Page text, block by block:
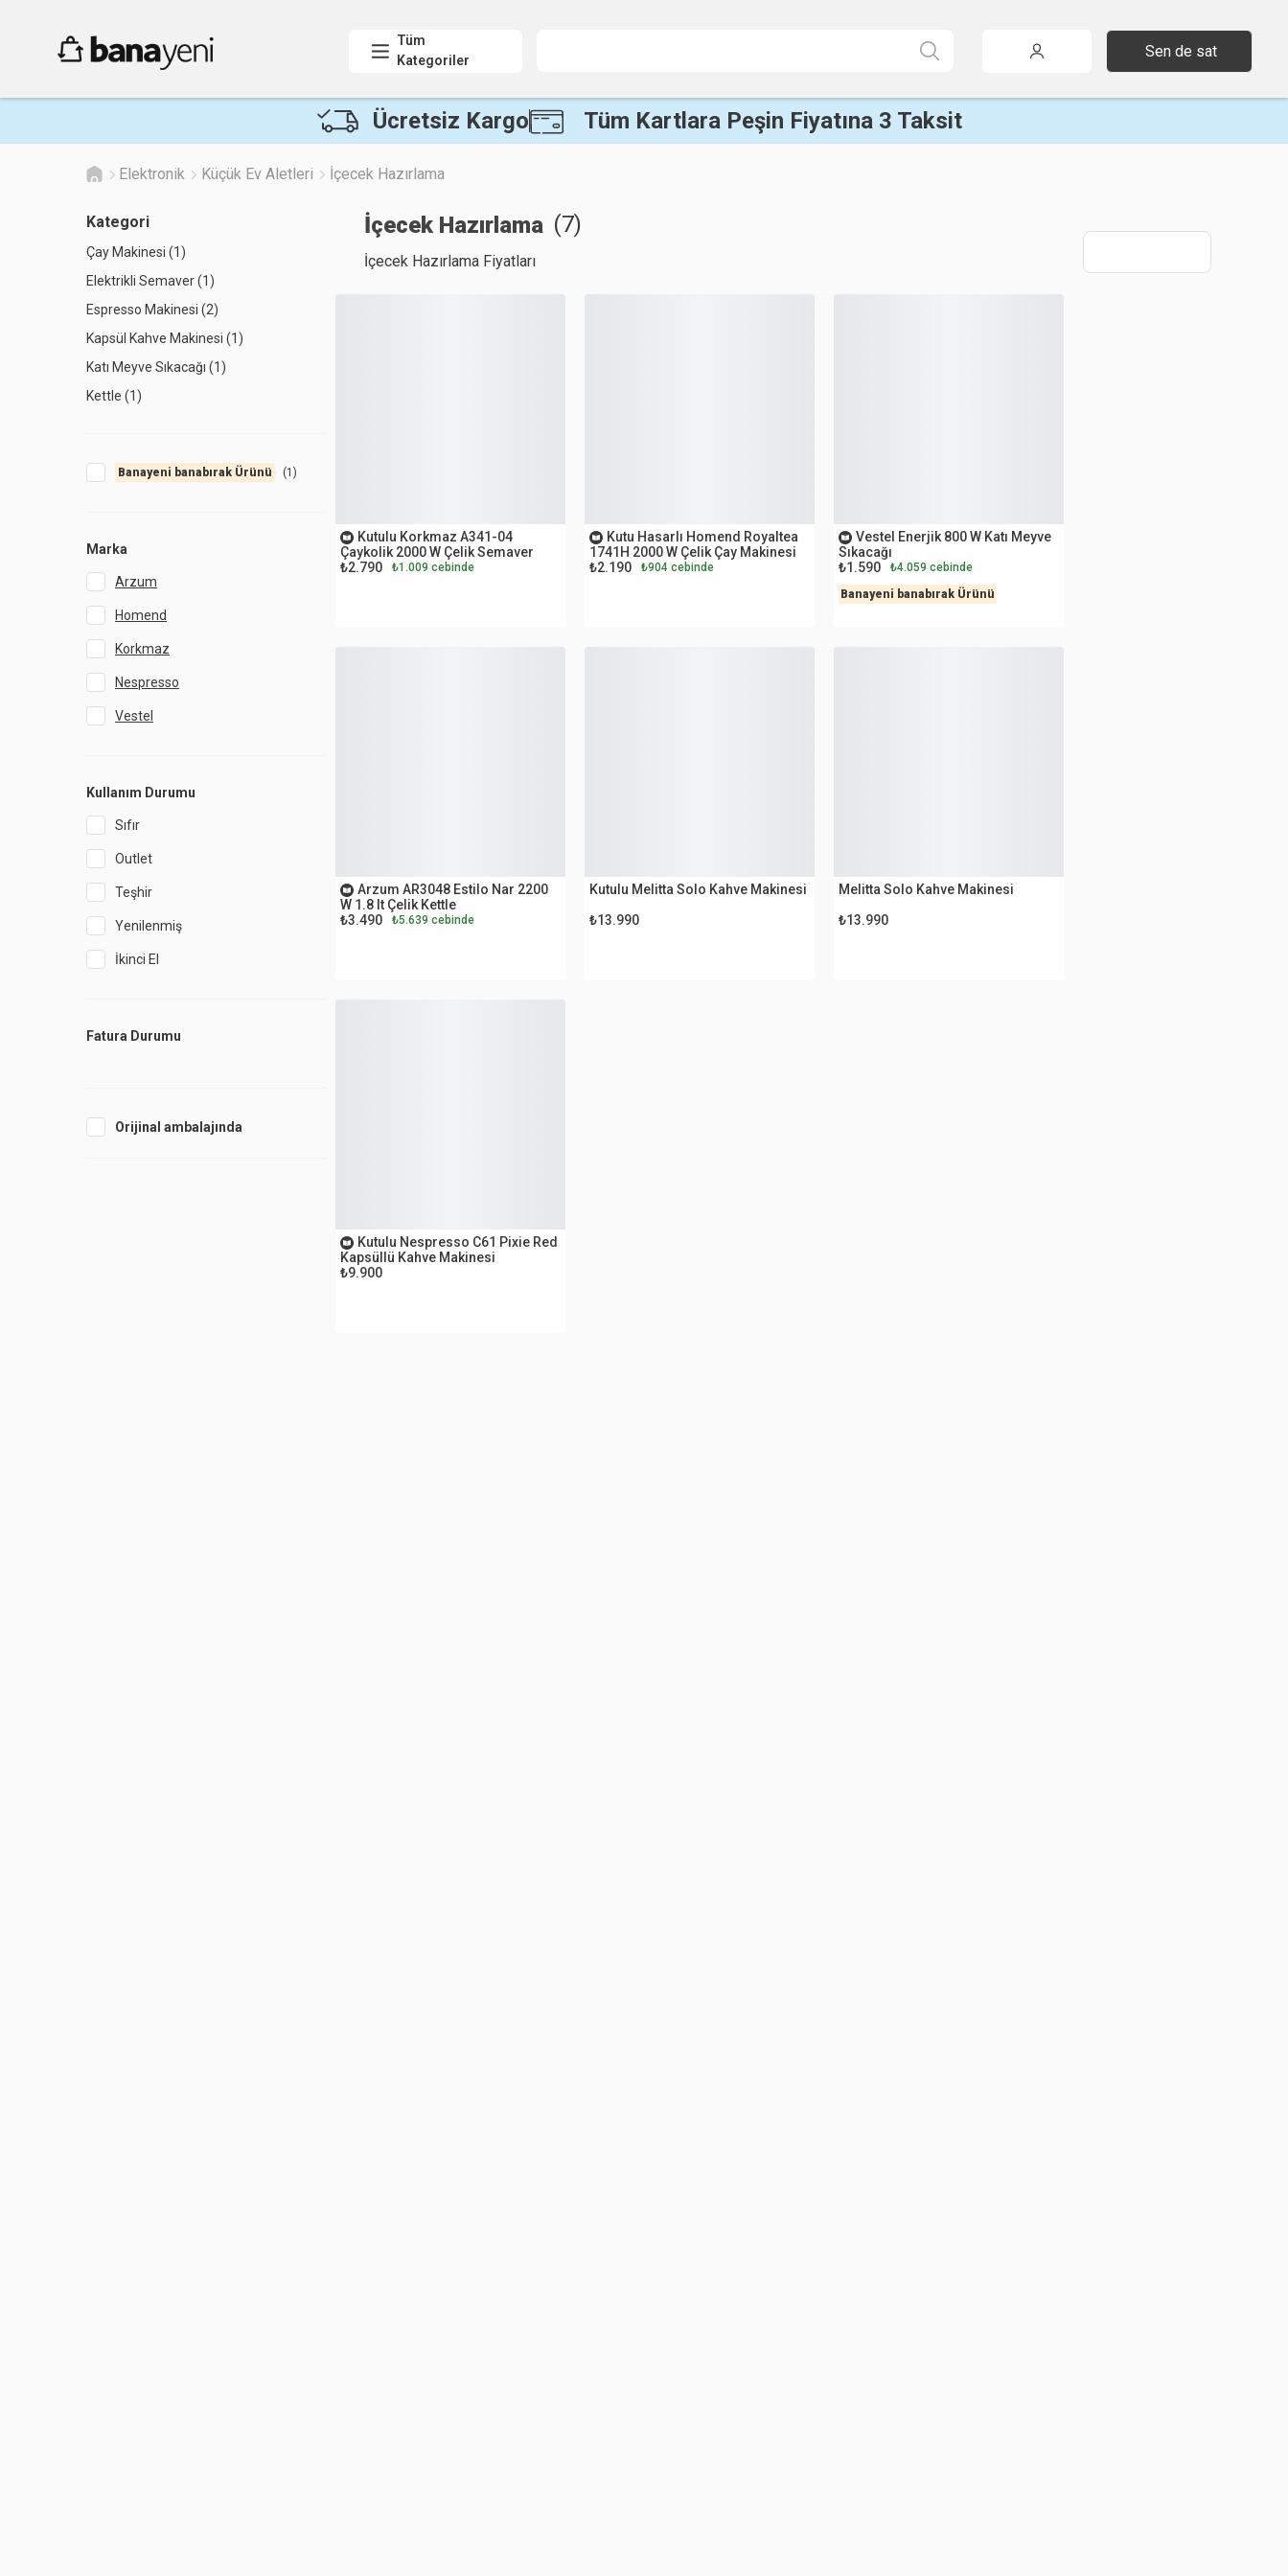
Tüm
Kategoriler
Sen de sat
Ücretsiz Kargo Tüm Kartlara Peşin Fiyatına 3 Taksit
Elektronik Küçük Ev Aletleri İçecek Hazırlama
Kategori
Çay Makinesi (1)
Elektrikli Semaver (1)
Espresso Makinesi (2)
Kapsül Kahve Makinesi (1)
Katı Meyve Sıkacağı (1)
Kettle (1)
Banayeni banabırak Ürünü (1 )
Marka
Arzum
Homend
Korkmaz
Nespresso
Vestel
Kullanım Durumu
Sıfır
Outlet
Teşhir
Yenilenmiş
İkinci El
Fatura Durumu
Orijinal ambalajında
İçecek Hazırlama (7)
İçecek Hazırlama Fiyatları
Kutulu Korkmaz A341-04
Çaykolik 2000 W Çelik Semaver
₺2.790
₺1.009 cebinde
Kutu Hasarlı Homend Royaltea
1741H 2000 W Çelik Çay Makinesi
₺2.190
₺904 cebinde
Vestel Enerjik 800 W Katı Meyve
Sıkacağı
₺1.590
₺4.059 cebinde
Banayeni banabırak Ürünü
Arzum AR3048 Estilo Nar 2200
W 1.8 lt Çelik Kettle
₺3.490
₺5.639 cebinde
Kutulu Melitta Solo Kahve Makinesi
₺13.990
Melitta Solo Kahve Makinesi
₺13.990
Kutulu Nespresso C61 Pixie Red
Kapsüllü Kahve Makinesi
₺9.900